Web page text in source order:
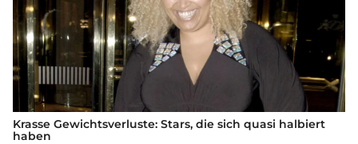
Krasse Gewichtsverluste: Stars, die sich quasi halbiert
haben